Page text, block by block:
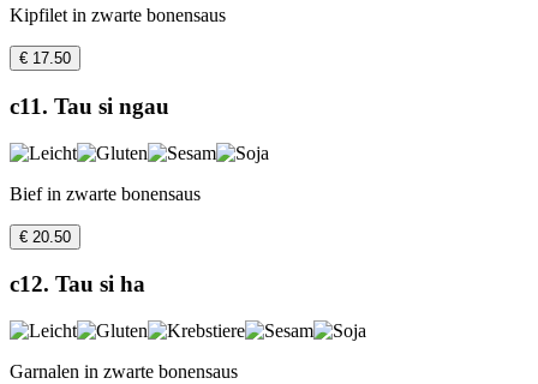
Kipfilet in zwarte bonensaus
€ 17.50
c11. Tau si ngau
Bief in zwarte bonensaus
€ 20.50
c12. Tau si ha
Garnalen in zwarte bonensaus